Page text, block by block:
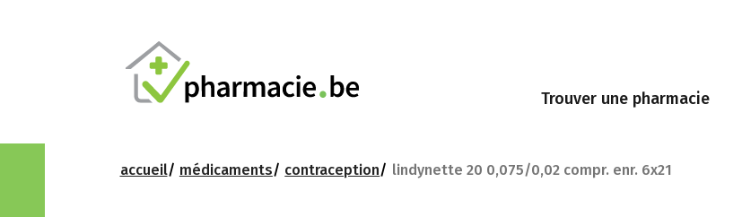
Trouver une pharmacie
accueil médicaments contraception lindynette 20 0,075/0,02 compr. enr. 6x21